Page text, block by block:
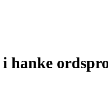
hanke